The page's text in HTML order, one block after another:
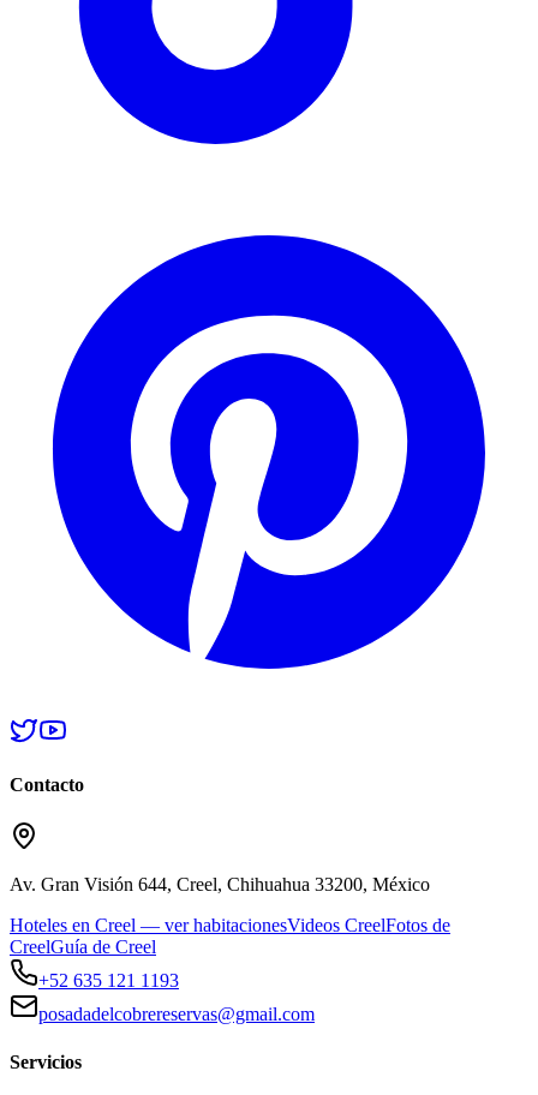
Contacto
Av. Gran Visión 644, Creel, Chihuahua 33200, México
Hoteles en Creel — ver habitacionesVideos CreelFotos de
CreelGuía de Creel
+52 635 121 1193
posadadelcobrereservas@gmail.com
Servicios